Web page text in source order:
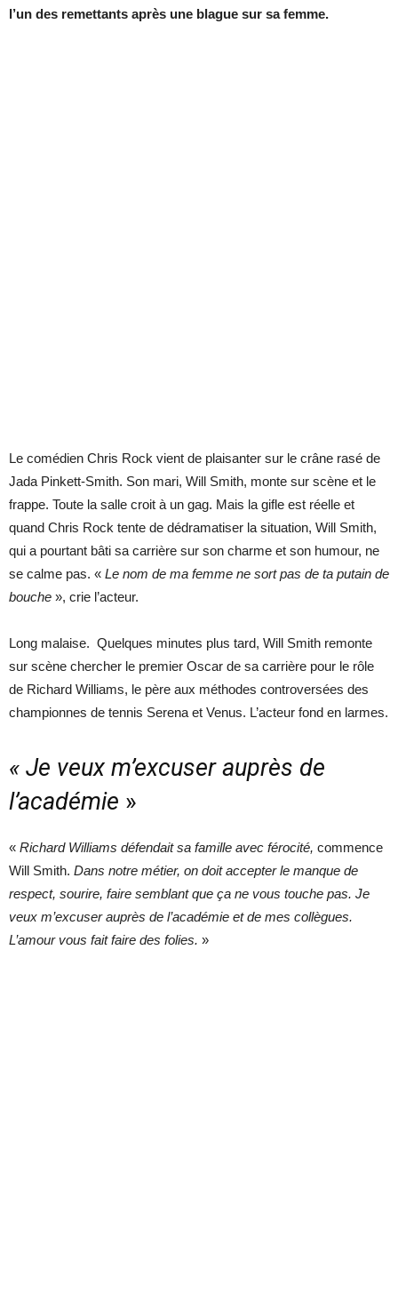
l’un des remettants après une blague sur sa femme.
Le comédien Chris Rock vient de plaisanter sur le crâne rasé de
Jada Pinkett-Smith. Son mari, Will Smith, monte sur scène et le
frappe. Toute la salle croit à un gag. Mais la gifle est réelle et
quand Chris Rock tente de dédramatiser la situation, Will Smith,
qui a pourtant bâti sa carrière sur son charme et son humour, ne
se calme pas. « Le nom de ma femme ne sort pas de ta putain de
bouche », crie l’acteur.
Long malaise. Quelques minutes plus tard, Will Smith remonte
sur scène chercher le premier Oscar de sa carrière pour le rôle
de Richard Williams, le père aux méthodes controversées des
championnes de tennis Serena et Venus. L’acteur fond en larmes.
« Je veux m’excuser auprès de
l’académie »
« Richard Williams défendait sa famille avec férocité, commence
Will Smith. Dans notre métier, on doit accepter le manque de
respect, sourire, faire semblant que ça ne vous touche pas. Je
veux m’excuser auprès de l’académie et de mes collègues.
L’amour vous fait faire des folies. »